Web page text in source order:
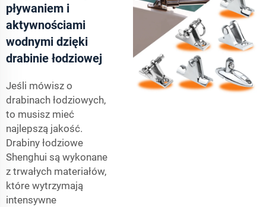
pływaniem i
aktywnościami
wodnymi dzięki
drabinie łodziowej
Jeśli mówisz o
drabinach łodziowych,
to musisz mieć
najlepszą jakość.
Drabiny łodziowe
Shenghui są wykonane
z trwałych materiałów,
które wytrzymają
intensywne